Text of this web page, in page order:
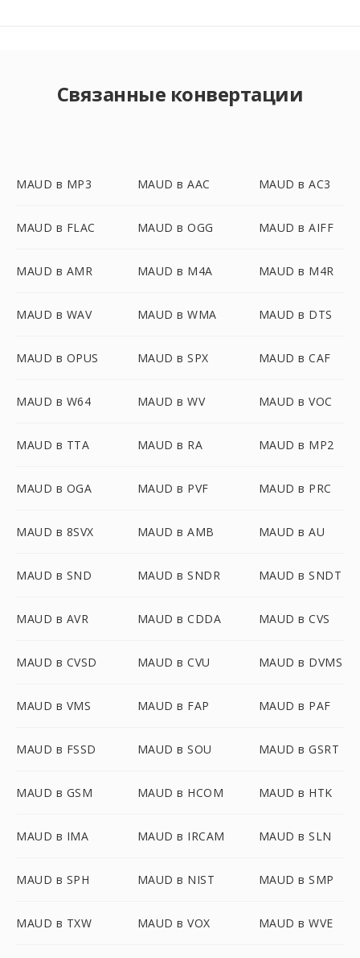
Связанные конвертации
MAUD в MP3 MAUD в AAC MAUD в AC3
MAUD в FLAC MAUD в OGG MAUD в AIFF
MAUD в AMR MAUD в M4A MAUD в M4R
MAUD в WAV MAUD в WMA MAUD в DTS
MAUD в OPUS MAUD в SPX MAUD в CAF
MAUD в W64 MAUD в WV MAUD в VOC
MAUD в TTA MAUD в RA MAUD в MP2
MAUD в OGA MAUD в PVF MAUD в PRC
MAUD в 8SVX MAUD в AMB MAUD в AU
MAUD в SND MAUD в SNDR MAUD в SNDT
MAUD в AVR MAUD в CDDA MAUD в CVS
MAUD в CVSD MAUD в CVU MAUD в DVMS
MAUD в VMS MAUD в FAP MAUD в PAF
MAUD в FSSD MAUD в SOU MAUD в GSRT
MAUD в GSM MAUD в HCOM MAUD в HTK
MAUD в IMA MAUD в IRCAM MAUD в SLN
MAUD в SPH MAUD в NIST MAUD в SMP
MAUD в TXW MAUD в VOX MAUD в WVE